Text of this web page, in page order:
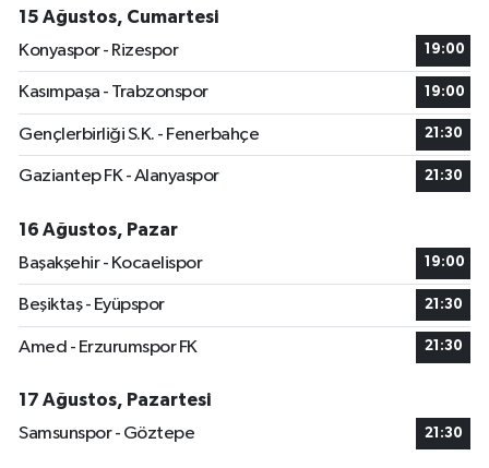
15 Ağustos, Cumartesi
Konyaspor - Rizespor
19:00
Kasımpaşa - Trabzonspor 19:00
Gençlerbirliği S.K. - Fenerbahçe 21:30
Gaziantep FK - Alanyaspor 21:30
16 Ağustos, Pazar
Başakşehir - Kocaelispor
19:00
Beşiktaş - Eyüpspor 21:30
Amed - Erzurumspor FK 21:30
17 Ağustos, Pazartesi
Samsunspor - Göztepe
21:30